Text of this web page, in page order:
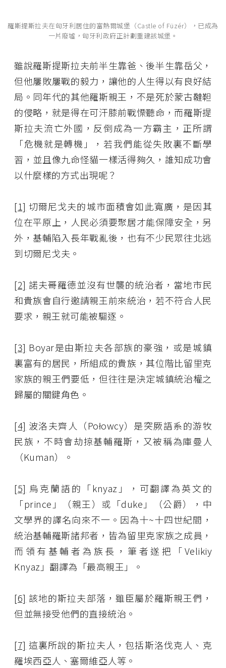
羅斯提斯拉夫在匈牙利居住的富熱爾城堡（Castle of Füzér），已成為
一片廢墟，匈牙利政府正計劃重建該城堡。
雖說羅斯提斯拉夫前半生靠爸、後半生靠岳父，
但他屢敗屢戰的毅力，讓他的人生得以有良好結
局。同年代的其他羅斯親王，不是死於蒙古韃靼
的侵略，就是得在可汗膝前戰慄聽命，而羅斯提
斯拉夫流亡外國，反倒成為一方霸主，正所謂
「危機就是轉機」，若我們能從失敗裏不斷學
習，並且像九命怪貓一樣活得夠久，誰知成功會
以什麼樣的方式出現呢？
[1] 切爾尼戈夫的城市面積會如此寬廣，是因其
位在平原上，人民必須要聚居才能保障安全，另
外，基輔陷入長年戰亂後，也有不少民眾往北逃
到切爾尼戈夫。
[2] 諾夫哥羅德並沒有世襲的統治者，當地市民
和貴族會自行邀請親王前來統治，若不符合人民
要求，親王就可能被驅逐。
[3] Boyar是由斯拉夫各部族的豪強，或是城鎮
裏富有的居民，所組成的貴族，其位階比留里克
家族的親王們要低，但往往是決定城鎮統治權之
歸屬的關鍵角色。
[4] 波洛夫齊人（Połowcy）是突厥語系的游牧
民族，不時會劫掠基輔羅斯，又被稱為庫曼人
（Kuman）。
[5] 烏克蘭語的「knyaz」，可翻譯為英文的
「prince」（親王）或「duke」（公爵），中
文學界的譯名向來不一。因為十~十四世紀間，
統治基輔羅斯諸邦者，皆為留里克家族之成員，
而領有基輔者為族長，筆者遂把「Velikiy
Knyaz」翻譯為「最高親王」。
[6] 該地的斯拉夫部落，雖臣屬於羅斯親王們，
但並無接受他們的直接統治。
[7] 這裏所說的斯拉夫人，包括斯洛伐克人、克
羅埃西亞人、塞爾維亞人等。